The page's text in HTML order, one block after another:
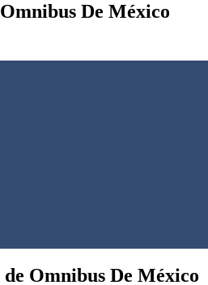
De México
Omnibus De México